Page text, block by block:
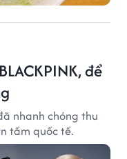
để
nhanh chóng thu
tầm quốc tế.